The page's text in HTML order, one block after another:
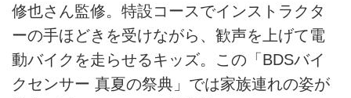
修也さん監修。特設コースでインストラクタ
ーの手ほどきを受けながら、歓声を上げて電
動バイクを走らせるキッズ。この「BDSバイ
クセンサー 真夏の祭典」では家族連れの姿が